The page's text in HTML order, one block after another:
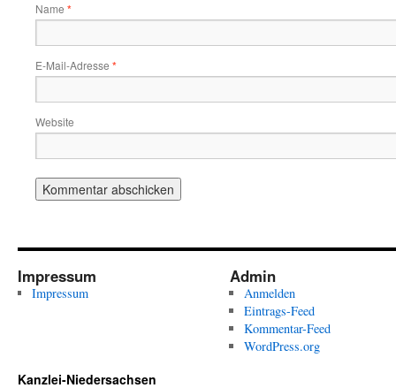
Name *
E-Mail-Adresse *
Website
Impressum
Impressum
Admin
Anmelden
Eintrags-Feed
Kommentar-Feed
WordPress.org
Kanzlei-Niedersachsen